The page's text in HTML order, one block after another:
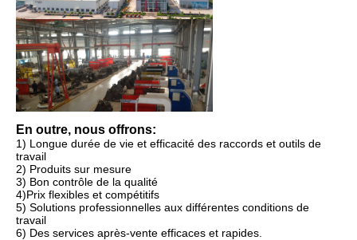
En outre, nous offrons:
1) Longue durée de vie et efficacité des raccords et outils de
travail
2) Produits sur mesure
3) Bon contrôle de la qualité
4)Prix flexibles et compétitifs
5) Solutions professionnelles aux différentes conditions de
travail
6) Des services après-vente efficaces et rapides.